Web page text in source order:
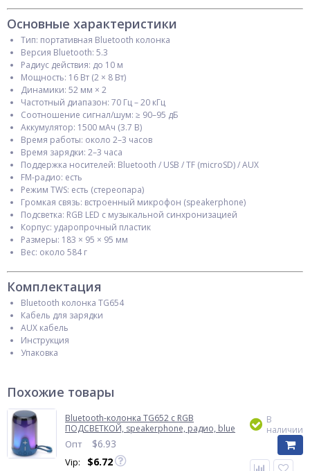
Основные характеристики
Тип: портативная Bluetooth колонка
Версия Bluetooth: 5.3
Радиус действия: до 10 м
Мощность: 16 Вт (2 × 8 Вт)
Динамики: 52 мм × 2
Частотный диапазон: 70 Гц – 20 кГц
Соотношение сигнал/шум: ≥ 90–95 дБ
Аккумулятор: 1500 мАч (3.7 В)
Время работы: около 2–3 часов
Время зарядки: 2–3 часа
Поддержка носителей: Bluetooth / USB / TF (microSD) / AUX
FM-радио: есть
Режим TWS: есть (стереопара)
Громкая связь: встроенный микрофон (speakerphone)
Подсветка: RGB LED с музыкальной синхронизацией
Корпус: ударопрочный пластик
Размеры: 183 × 95 × 95 мм
Вес: около 584 г
Комплектация
Bluetooth колонка TG654
Кабель для зарядки
AUX кабель
Инструкция
Упаковка
Похожие товары
Bluetooth-колонка TG652 с RGB
ПОДСВЕТКОЙ, speakerphone, радио, blue
Опт $6.93
Vip: $6.72
В
наличии